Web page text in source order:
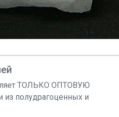
ТОЛЬКО ОПТОВУЮ
полудрагоценных и